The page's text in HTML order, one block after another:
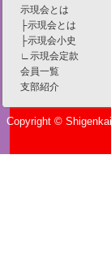
示現会とは
├示現会とは
├示現会小史
∟ 示現会定款
会員一覧
支部紹介
Copyright ©